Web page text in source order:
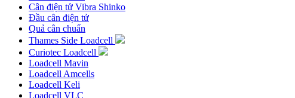
Cân điện tử Vibra Shinko
Đầu cân điện tử
Quả cân chuẩn
Thames Side Loadcell
Curiotec Loadcell
Loadcell Mavin
Loadcell Amcells
Loadcell Keli
Loadcell VLC